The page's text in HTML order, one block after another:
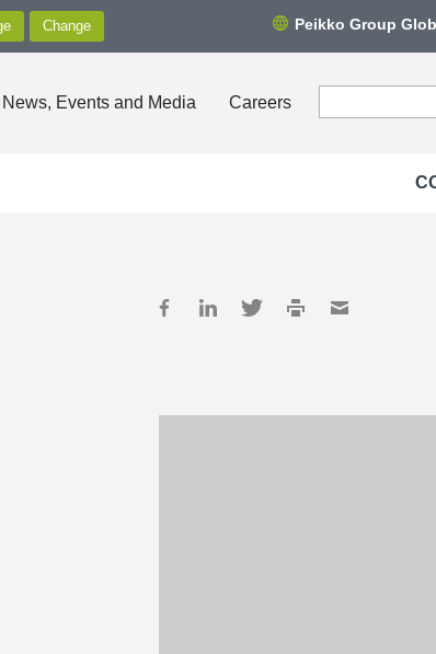
Peikko Group
News, Events and Media Careers